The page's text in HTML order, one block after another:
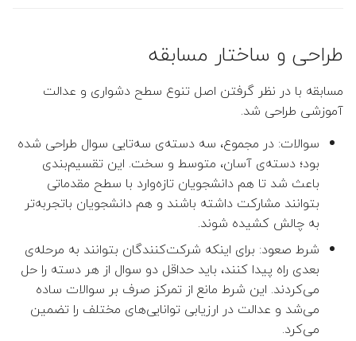
ا
👤 جعفر الماسی زاده
👤 محسن علمبردار (مدیر
👤 مریم خاتمی بیدگلی
گروه)
👤 مجتبی رفیعی کرکوندی
👤 نجمه حسینی منجزی
👤 ندا اسماعیلی
👤 نوشین موحدیان عطار
طراحی و ساختار مسابقه
مسابقه با در نظر گرفتن اصل تنوع سطح دشواری و عدالت
آموزشی طراحی شد.
سوالات: در مجموع، سه دسته‌ی سه‌تایی سوال طراحی شده
بود؛ دسته‌ی آسان، متوسط و سخت. این تقسیم‌بندی
باعث شد تا هم دانشجویان تازه‌وارد با سطح مقدماتی
بتوانند مشارکت داشته باشند و هم دانشجویان باتجربه‌تر
به چالش کشیده شوند.
شرط صعود: برای اینکه شرکت‌کنندگان بتوانند به مرحله‌ی
بعدی راه پیدا کنند، باید حداقل دو سوال از هر دسته را حل
می‌کردند. این شرط مانع از تمرکز صرف بر سوالات ساده
می‌شد و عدالت در ارزیابی توانایی‌های مختلف را تضمین
می‌کرد.